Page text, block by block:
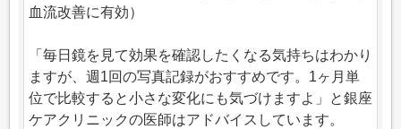
血流改善に有効）
「毎日鏡を見て効果を確認したくなる気持ちはわかり
ますが、週1回の写真記録がおすすめです。1ヶ月単
位で比較すると小さな変化にも気づけますよ」と銀座
ケアクリニックの医師はアドバイスしています。